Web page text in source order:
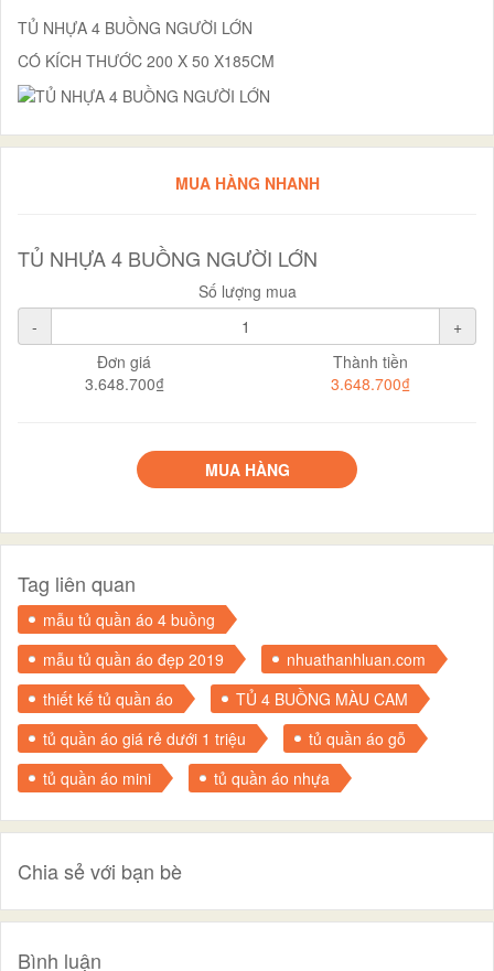
TỦ NHỰA 4 BUỒNG NGƯỜI LỚN
CÓ KÍCH THƯỚC 200 X 50 X185CM
MUA HÀNG NHANH
TỦ NHỰA 4 BUỒNG NGƯỜI LỚN
Số lượng mua
-
+
Đơn giá
3.648.700₫
Thành tiền
3.648.700₫
MUA HÀNG
Tag liên quan
mẫu tủ quần áo 4 buồng
mẫu tủ quần áo đẹp 2019
nhuathanhluan.com
thiết kế tủ quần áo
TỦ 4 BUỒNG MÀU CAM
tủ quần áo giá rẻ dưới 1 triệu
tủ quần áo gỗ
tủ quần áo mini
tủ quần áo nhựa
Chia sẻ với bạn bè
Bình luận